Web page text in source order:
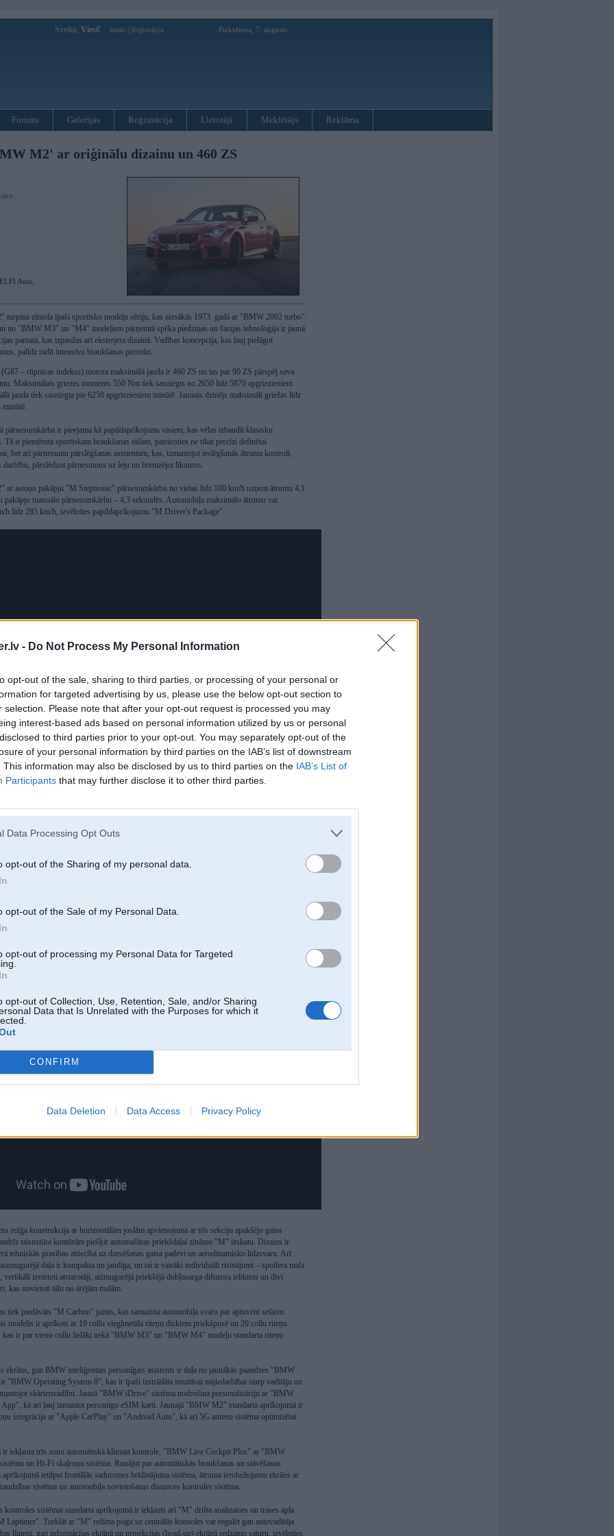
- Do Not Process My Personal Information
opt-out of the sale, sharing to third parties, or processing of your personal or
for targeted advertising by us, please use the below opt-out section to
selection. Please note that after your opt-out request is processed you may
interest-based ads based on personal information utilized by us or personal
to third parties prior to your opt-out. You may separately opt-out of the
of your personal information by third parties on the IAB’s list of downstream
This information may also be disclosed by us to third parties on the IAB’s List of
Participants that may further disclose it to other third parties.
Data Processing Opt Outs
opt-out of the Sharing of my personal data.
opt-out of the Sale of my Personal Data.
opt-out of processing my Personal Data for Targeted
opt-out of Collection, Use, Retention, Sale, and/or Sharing
Data that Is Unrelated with the Purposes for which it
CONFIRM
Data Deletion Data Access Privacy Policy
Sveiks, Viesi! Ienākt Reģistrācija Piektdiena, 7. augusts
Forums Galerijas Reģistrācija Lietotāji Meklētājs Reklāma
M2' ar oriģinālu dizainu un 460 ZS
Auto,
turpina zīmola īpaši sportisko modeļu sēriju, kas aizsākās 1973. gadā ar "BMW 2002 turbo".
no "BMW M3" un "M4" modeļiem pārņemtā spēka piedziņas un šasijas tehnoloģija ir jaunā
pamatā, kas izpaužas arī eksterjera dizainā. Vadības koncepcija, kas ļauj pielāgot
palīdz radīt intensīvu braukšanas pieredzi.
– rūpnīcas indekss) motora maksimālā jauda ir 460 ZS un tas par 90 ZS pārspēj sava
Maksimālais griezes moments 550 Nm tiek sasniegts no 2650 līdz 5870 apgriezieniem
jauda tiek sasniegta pie 6250 apgriezieniem minūtē. Jaunais dzinējs maksimāli griežas līdz
minūtē.
pārnesumkārba ir pieejama kā papildaprīkojums visiem, kas vēlas izbaudīt klasisku
Tā ir piemērota sportiskam braukšanas stilam, pateicoties ne tikai precīzi definētai
bet arī pārnesumu pārslēgšanas asistentam, kas, izmantojot ieslēgšanās ātruma kontroli,
darbību, pārslēdzot pārnesumus uz leju un bremzējot līkumos.
ar astoņu pakāpju "M Steptronic" pārnesumkārbu no vietas līdz 100 km/h uzņem ātrumu 4,1
pakāpju manuālo pārnesumkārbu – 4,3 sekundēs. Automobiļa maksimālo ātrumu var
h līdz 285 km/h, izvēloties papildaprīkojumu "M Driver's Package".
riteņiem tiek nodota, izmantojot astoņu pakāpju "M Steptronic" transmisiju ar
aprīkojumā. Īpaši sportiska pārnesumu pārslēgšana, tieša saikne ar dzinēju un iespēja
izvēles jaunā "BMW M2" tradicionālo dinamiskās veiktspējas formu iemieso arī
ar kontrolētu driftu. Arī standarta "M" vilces kontroles funkcija ir izstrādāta tā, lai autovadītājs
automobiļa veiktspējas robežas, iestatot individuālus intervences sliekšņus riteņu slīdēšanas
pakāpju izvēli.
"M" diferenciālis ir iekļauts arī standarta aprīkojumā un spēj radīt bloķēšanas efektu līdz
Tas optimizē saķeri ar ceļa segumu, piedāvājot, piemēram, atšķirīgu saķeres līmeni kreisajam
ritenim, kā arī uzlabo jaudas pārnesi pie strauja paātrinājuma.
garums ir par 21,4 centimetriem mazāks un riteņu bāze ir par 11 centimetriem īsāka
modeļiem. Tajā pašā laikā automobiļa un starpbremžu platums ievērojami pārsniedz
kupejas izmērus.
režģa konstrukcija ar horizontālām joslām apvienojumā ar trīs sekciju apakšējo gaisa
taisnstūra kontūrām piešķir automašīnas priekšdaļai zināmo "M" izskatu. Dizains ir
tehniskās prasības attiecībā uz dzesēšanas gaisa padevi un aerodinamisko līdzsvaru. Arī
daļa ir kompakta un jaudīga, un tai ir vairāki individuāli risinājumi – spoilera mala
vertikāli izvietoti atstarotāji, aizmugurējā priekšējā dubļusarga difuzora ieliktnis un divi
kas novietoti tālu no ārējām malām.
tiek piedāvāts "M Carbon" jumts, kas samazina automobiļa svaru par aptuveni sešiem
modelis ir aprīkots ar 19 collu vieglmetāla riteņu diskiem priekšpusē un 20 collu riteņu
kas ir par vienu collu lielāki nekā "BMW M3" un "BMW M4" modeļu standarta riteņu
ekrāns, gan BMW inteliģentais personīgais asistents ir daļa no jaunākās paaudzes "BMW
"BMW Operating System 8", kas ir īpaši izstrādāta intuitīvai mijiedarbībai starp vadītāju un
skārienvadību. Jaunā "BMW iDrive" sistēma nodrošina personalizāciju ar "BMW
kā arī ļauj izmantot personīgo eSIM karti. Jaunajā "BMW M2" standarta aprīkojumā ir
integrācija ar "Apple CarPlay" un "Android Auto", kā arī 5G antenu sistēma optimizētai
ir iekļauta trīs zonu automātiskā klimata kontrole, "BMW Live Cockpit Plus" ar "BMW
un Hi-Fi skaļruņu sistēma. Runājot par automātiskās braukšanas un stāvēšanas
aprīkojumā ietilpst frontālās sadursmes brīdinājuma sistēma, ātruma ierobežojumu ekrāns ar
sistēma un automobiļa novietošanas distances kontroles sistēma.
kontroles sistēmai standarta aprīkojumā ir iekļauts arī "M" drifta analizators un trases apļa
Laptimer". Turklāt ar "M" režīma pogu uz centrālās konsoles var regulēt gan autovadītāja
līmeni, gan informācijas ekrānā un projekcijas (head-up) ekrānā redzamo saturu, izvēloties